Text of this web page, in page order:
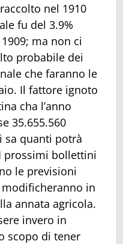
nel 1910
fu del 3.9%
ma non ci
probabile dei
che faranno le
Il fattore ignoto
cha l’anno
35.655.560
sa quanti potrà
prossimi bollettini
le previsioni
in
annata agricola.
invero in
scopo di tener